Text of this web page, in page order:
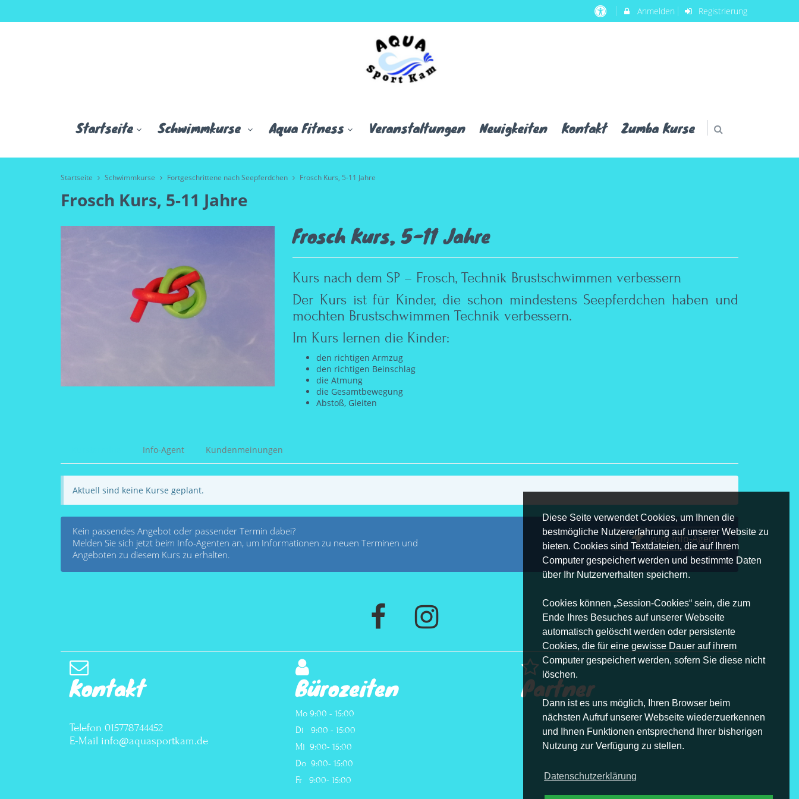
Diese Seite verwendet Cookies, um Ihnen die
bestmögliche Nutzererfahrung auf unserer Website zu
bieten. Cookies sind Textdateien, die auf Ihrem
Computer gespeichert werden und bestimmte Daten
über Ihr Nutzerverhalten speichern.
Cookies können „Session-Cookies“ sein, die zum
Ende Ihres Besuches auf unserer Webseite
automatisch gelöscht werden oder persistente
Cookies, die für eine gewisse Dauer auf ihrem
Computer gespeichert werden, sofern Sie diese nicht
löschen.
Dann ist es uns möglich, Ihren Browser beim
nächsten Aufruf unserer Webseite wiederzuerkennen
und Ihnen Funktionen entsprechend Ihrer bisherigen
Nutzung zur Verfügung zu stellen.
Datenschutzerklärung
Anmelden Registrierung
Startseite Schwimmkurse Aqua Fitness Veranstaltungen Neuigkeiten Kontakt Zumba Kurse
Startseite Schwimmkurse Fortgeschrittene nach Seepferdchen Frosch Kurs, 5-11 Jahre
Frosch Kurs, 5-11 Jahre
Frosch Kurs, 5-11 Jahre
Kurs nach dem SP – Frosch, Technik Brustschwimmen verbessern
Der Kurs ist für Kinder, die schon mindestens Seepferdchen haben und
möchten Brustschwimmen Technik verbessern.
Im Kurs lernen die Kinder:
den richtigen Armzug
den richtigen Beinschlag
die Atmung
die Gesamtbewegung
Abstoß, Gleiten
Info-Agent Kundenmeinungen
Aktuell sind keine Kurse geplant.
Kein passendes Angebot oder passender Termin dabei?
Melden Sie sich jetzt beim Info-Agenten an, um Informationen zu neuen Terminen und
Angeboten zu diesem Kurs zu erhalten.
zum Info-Agent
Kontakt
Telefon 015778744452
E-Mail info@aquasportkam.de
Bürozeiten
Mo 9:00 - 15:00
Di 9:00 - 15:00
Mi 9:00- 15:00
Do 9:00- 15:00
Fr 9:00- 15:00
Partner